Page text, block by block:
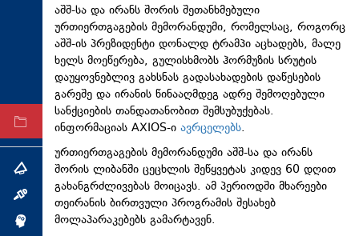
კულტურა
სპორტი
ტექნოლოგიები
ტაბლოიდი
არქივი
თემა
ინტერვიუ
ინქვიზიცია
აშშ-სა და ირანს შორის შეთანხმებული
ურთიერთგაგების მემორანდუმი, რომელსაც, როგორც
აშშ-ის პრეზიდენტი დონალდ ტრამპი აცხადებს, მალე
ხელს მოეწერება, გულისხმობს ჰორმუზის სრუტის
დაუყოვნებლივ გახსნას გადასახადების დაწესების
გარეშე და ირანის წინააღმდეგ ადრე შემოღებული
სანქციების თანდათანობით შემსუბუქებას.
ინფორმაციას AXIOS-ი ავრცელებს.
ურთიერთგაგების მემორანდუმი აშშ-სა და ირანს
შორის ლიბანში ცეცხლის შეწყვეტას კიდევ 60 დღით
გახანგრძლივებას მოიცავს. ამ პერიოდში მხარეები
თეირანის ბირთვული პროგრამის შესახებ
მოლაპარაკებებს გამარტავენ.